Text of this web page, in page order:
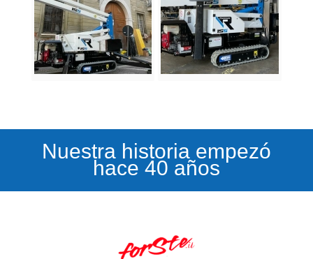
Nuestra historia empezó
hace 40 años